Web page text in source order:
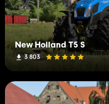
New Holland T5 S
3 803